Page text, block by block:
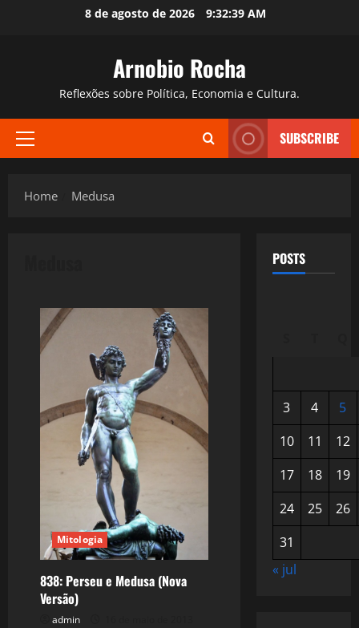
8 de agosto de 2026 9:32:40 AM
Arnobio Rocha
Reflexões sobre Política, Economia e Cultura.
Primary
SUBSCRIBE
Home Medusa
Mitologia
838: Perseu e Medusa (Nova
Versão)
admin
POSTS
3 4
5
10
11
12
17
18
19
24
25
26
31
« jul